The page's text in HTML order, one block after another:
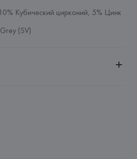
Кубический цирконий, 5% Цинк
Grey (SV)